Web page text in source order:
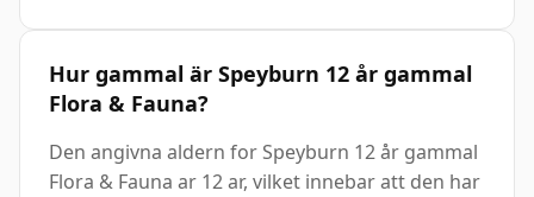
Hur gammal är Speyburn 12 år gammal
Flora & Fauna?
Den angivna aldern for Speyburn 12 år gammal
Flora & Fauna ar 12 ar, vilket innebar att den har